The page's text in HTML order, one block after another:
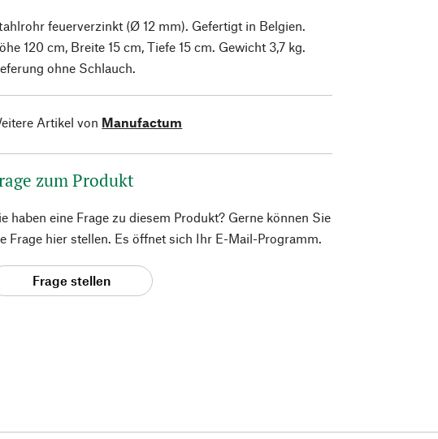
feuerverzinkt (Ø 12 mm). Gefertigt in Belgien.
120 cm, Breite 15 cm, Tiefe 15 cm. Gewicht 3,7 kg.
ohne Schlauch.
Artikel von Manufactum
zum Produkt
haben eine Frage zu diesem Produkt? Gerne können Sie
Frage hier stellen. Es öffnet sich Ihr E-Mail-Programm.
Frage stellen